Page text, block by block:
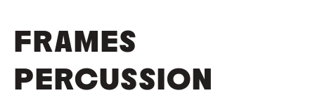
FRAMES
PERCUSSION